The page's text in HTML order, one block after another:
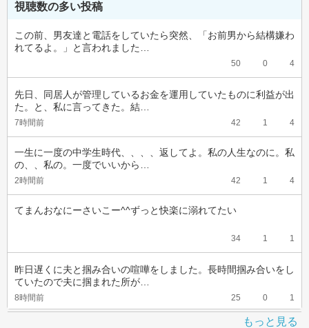
視聴数の多い投稿
この前、男友達と電話をしていたら突然、「お前男から結構嫌わ
れてるよ。」と言われました…
50 0 4
先日、同居人が管理しているお金を運用していたものに利益が出
た。と、私に言ってきた。結…
7時間前 42 1 4
一生に一度の中学生時代、、、、返してよ。私の人生なのに。私
の、、私の。一度でいいから…
2時間前 42 1 4
てまんおなにーさいこー^^ずっと快楽に溺れてたい
34 1 1
昨日遅くに夫と掴み合いの喧嘩をしました。長時間掴み合いをし
ていたので夫に掴まれた所が…
8時間前 25 0 1
もっと見る